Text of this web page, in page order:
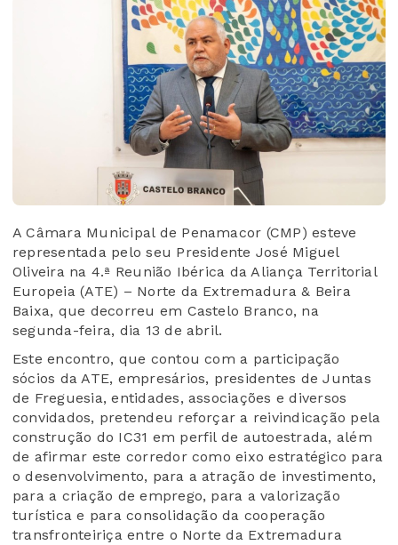
A Câmara Municipal de Penamacor (CMP) esteve
representada pelo seu Presidente José Miguel
Oliveira na 4.ª Reunião Ibérica da Aliança Territorial
Europeia (ATE) – Norte da Extremadura & Beira
Baixa, que decorreu em Castelo Branco, na
segunda-feira, dia 13 de abril.
Este encontro, que contou com a participação
sócios da ATE, empresários, presidentes de Juntas
de Freguesia, entidades, associações e diversos
convidados, pretendeu reforçar a reivindicação pela
construção do IC31 em perfil de autoestrada, além
de afirmar este corredor como eixo estratégico para
o desenvolvimento, para a atração de investimento,
para a criação de emprego, para a valorização
turística e para consolidação da cooperação
transfronteiriça entre o Norte da Extremadura